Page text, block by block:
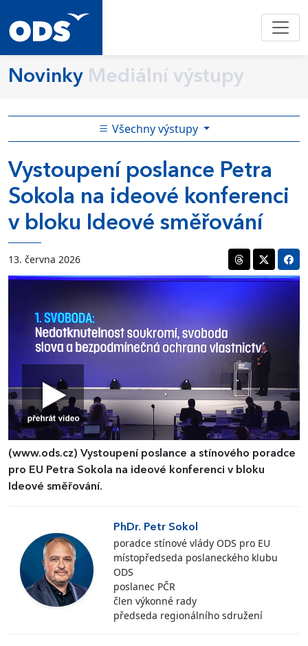
Novinky Mediální výstupy
Všechny výstupy
Vystoupení poslance Petra
Sokola na ideové konferenci
v bloku Ideové směřování
13. června 2026
(www.ods.cz) Vystoupení poslance a stínového poradce
pro EU Petra Sokola na ideové konferenci v bloku
Ideové směřování.
PhDr. Petr Sokol
poradce stínové vlády ODS pro EU
místopředseda poslaneckého klubu
ODS
poslanec PČR
člen výkonné rady
předseda regionálního sdružení